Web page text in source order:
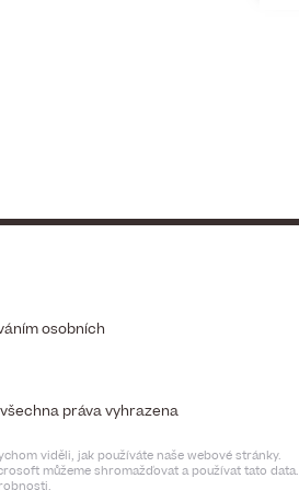
osobních
práva vyhrazena
viděli, jak používáte naše webové stránky.
můžeme shromažďovat a používat tato data.